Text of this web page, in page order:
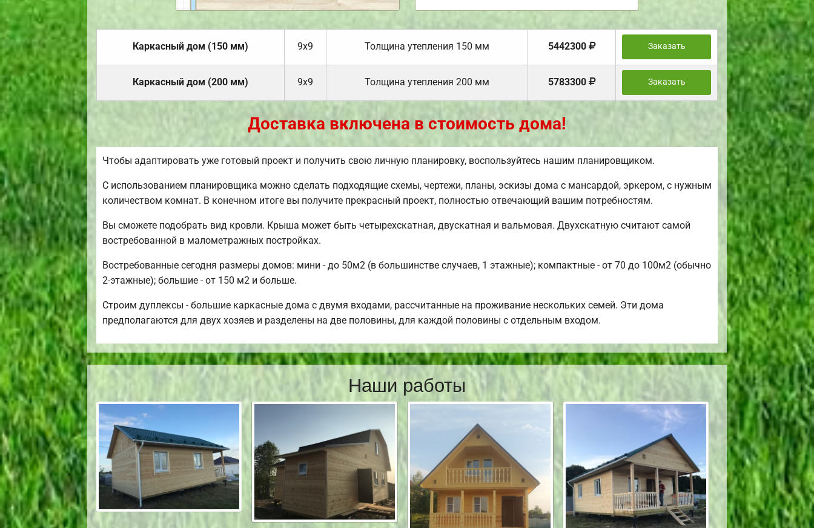
Каркасный дом (150 мм) 9х9 Толщина утепления 150 мм 5442300 Заказать
Каркасный дом (200 мм) 9х9 Толщина утепления 200 мм 5783300 Заказать
Доставка включена в стоимость дома!
Чтобы адаптировать уже готовый проект и получить свою личную планировку, воспользуйтесь нашим планировщиком.
С использованием планировщика можно сделать подходящие схемы, чертежи, планы, эскизы дома с мансардой, эркером, с нужным
количеством комнат. В конечном итоге вы получите прекрасный проект, полностью отвечающий вашим потребностям.
Вы сможете подобрать вид кровли. Крыша может быть четырехскатная, двускатная и вальмовая. Двухскатную считают самой
востребованной в малометражных постройках.
Востребованные сегодня размеры домов: мини - до 50м2 (в большинстве случаев, 1 этажные); компактные - от 70 до 100м2 (обычно
2-этажные); большие - от 150 м2 и больше.
Строим дуплексы - большие каркасные дома с двумя входами, рассчитанные на проживание нескольких семей. Эти дома
предполагаются для двух хозяев и разделены на две половины, для каждой половины с отдельным входом.
Наши работы